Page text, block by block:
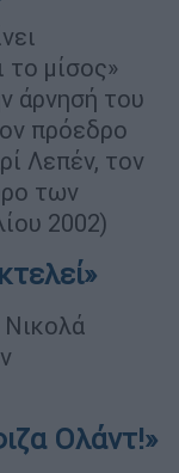
το μίσος»
άρνησή του
πρόεδρο
Λεπέν, τον
των
2002)
Ολάντ!»